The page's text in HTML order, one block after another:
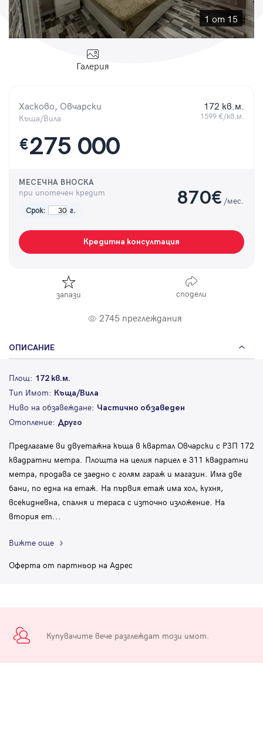
1 от 15
Галерия
Хасково, Овчарски
Къща/Вила
172 кв.м.
1599 €/кв.м.
€275 000
МЕСЕЧНА ВНОСКА
при ипотечен кредит
Срок: г.
870€ /мес.
Кредитна консултация
запази сподели
2745 преглеждания
ОПИСАНИЕ
Площ: 172 кв.м.
Тип Имот: Къща/Вила
Ниво на обзавеждане: Частично обзаведен
Отопление: Друго
Предлагаме ви двуетажна къща в квартал Овчарски с РЗП 172
квадратни метра. Площта на целия парцел е 311 квадратни
метра, продава се заедно с голям гараж и магазин. Има две
бани, по една на етаж. На първия етаж има хол, кухня,
всекидневна, спалня и тераса с източно изложение. На
втория ет...
Вижте още
Оферта от партньор на Адрес
Купувачите вече разглеждат този имот.
Парола
Регистрация